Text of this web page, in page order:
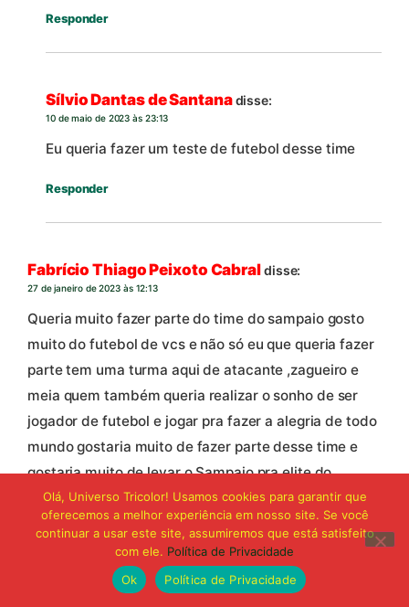
Responder
Sílvio Dantas de Santanadisse:
10 de maio de 2023 às 23:13
Eu queria fazer um teste de futebol desse time
Responder
Fabrício Thiago Peixoto Cabraldisse:
27 de janeiro de 2023 às 12:13
Queria muito fazer parte do time do sampaio gosto
muito do futebol de vcs e não só eu que queria fazer
parte tem uma turma aqui de atacante ,zagueiro e
meia quem também queria realizar o sonho de ser
jogador de futebol e jogar pra fazer a alegria de todo
mundo gostaria muito de fazer parte desse time e
gostaria muito de levar o Sampaio pra elite do
futebol brasileiro .
E trazer muita alegria e orgulho pro Maranhão junto
com meus amigos
Olá, Universo Tricolor! Usamos cookies para garantir que
oferecemos a melhor experiência em nosso site. Se você
continuar a usar este site, assumiremos que está satisfeito
com ele. Política de Privacidade
Ok
Política de Privacidade